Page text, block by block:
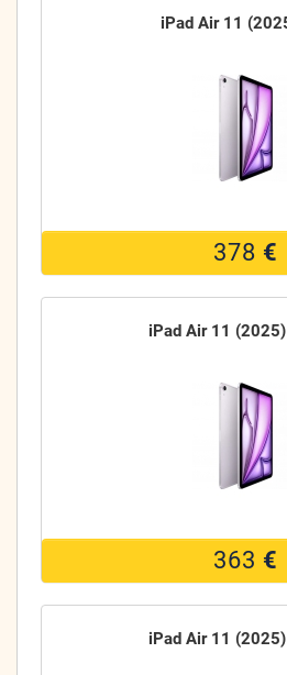
iPad Air 11
378 €
iPad Air 11
363 €
iPad Air 11